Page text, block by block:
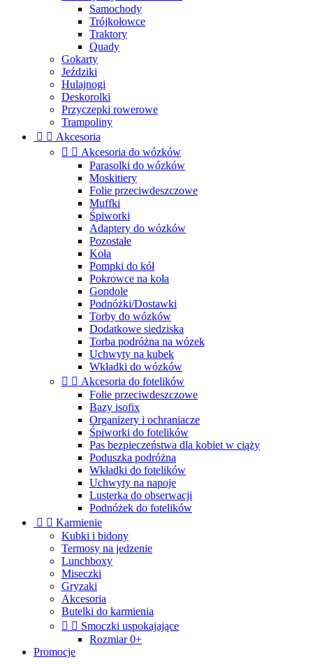
Samochody
Trójkołowce
Traktory
Quady
Gokarty
Jeździki
Hulajnogi
Deskorolki
Przyczepki rowerowe
Trampoliny
  Akcesoria
  Akcesoria do wózków
Parasolki do wózków
Moskitiery
Folie przeciwdeszczowe
Muffki
Śpiworki
Adaptery do wózków
Pozostałe
Koła
Pompki do kół
Pokrowce na koła
Gondole
Podnóżki/Dostawki
Torby do wózków
Dodatkowe siedziska
Torba podróżna na wózek
Uchwyty na kubek
Wkładki do wózków
  Akcesoria do fotelików
Folie przeciwdeszczowe
Bazy isofix
Organizery i ochraniacze
Śpiworki do fotelików
Pas bezpieczeństwa dla kobiet w ciąży
Poduszka podróżna
Wkładki do fotelików
Uchwyty na napoje
Lusterka do obserwacji
Podnóżek do fotelików
  Karmienie
Kubki i bidony
Termosy na jedzenie
Lunchboxy
Miseczki
Gryzaki
Akcesoria
Butelki do karmienia
  Smoczki uspokajające
Rozmiar 0+
Promocje